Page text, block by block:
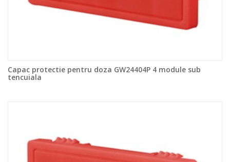
Capac protectie pentru doza GW24404P 4 module sub
tencuiala